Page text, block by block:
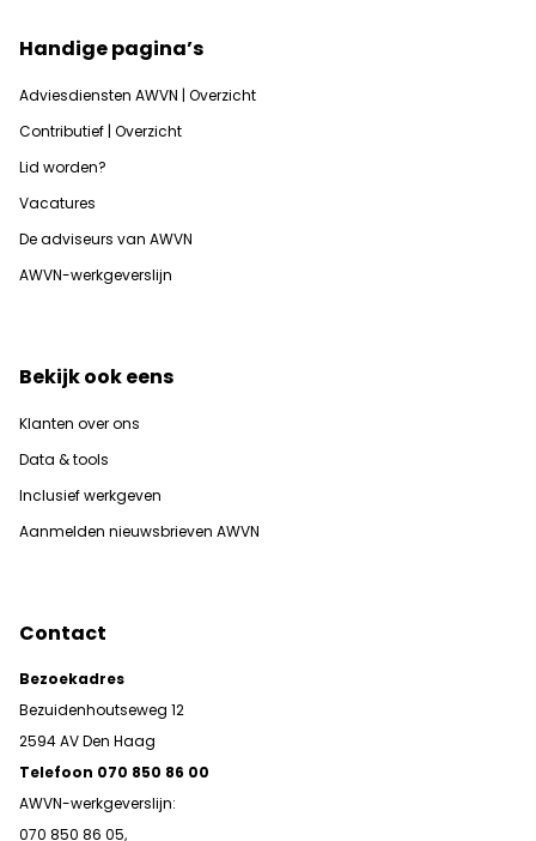
Handige pagina’s
Adviesdiensten AWVN | Overzicht
Contributief | Overzicht
Lid worden?
Vacatures
De adviseurs van AWVN
AWVN-werkgeverslijn
Bekijk ook eens
Klanten over ons
Data & tools
Inclusief werkgeven
Aanmelden nieuwsbrieven AWVN
Contact
Bezoekadres
Bezuidenhoutseweg 12
2594 AV Den Haag
Telefoon 070 850 86 00
AWVN-werkgeverslijn:
070 850 86 05,